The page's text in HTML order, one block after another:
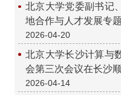
北京大学党委副书记
地合作与人才发展专
2026-04-20
北京大学长沙计算与
会第三次会议在长沙
2026-04-14